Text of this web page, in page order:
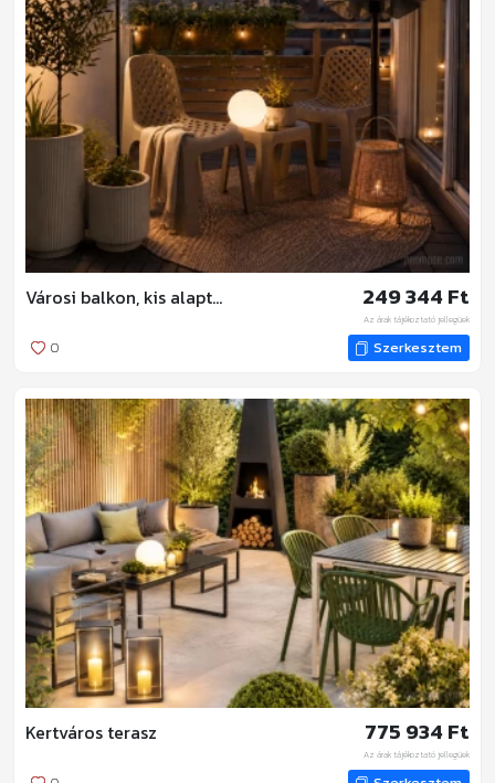
Városi balkon, kis alapterület, praktikus teraszbútorok 249 344 Ft
Az árak tájékoztató jellegűek
0 Szerkesztem
Kertváros terasz 775 934 Ft
Az árak tájékoztató jellegűek